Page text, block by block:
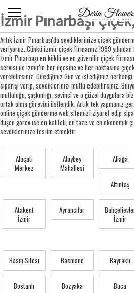
İzmir Pınarbaşı
Artık İzmir Pınarbaşı'da sevdiklerinize çiçek
veriyoruz..Çünkü izmir çiçek firmamız 1989
İzmir Pınarbaşı en köklü ve en güvenilir çiçek
servisi ile izmir'in her ilçesine ve her noktasına
verebilirsiniz. Dilediğiniz Gün ve istediğiniz
siparişi verip, sevdiklerinizi mutlu edebilirsiniz.
mutluluğu, şaşkınlığı, sevinci ve o güzel duygulara
ortak olma görevini üstlendik. Artık tek yapmanız
online çiçek gönderme web sitemizi ziyaret edip
düşen görev ise en kaliteli, en taze ve en ekonomik
sevdiklerinize teslim etmektir.
Alaçatı
Merkez
Alaybey
Mahallesi
Aliağa
Altıntaş
Atakent
İzmir
Ayrancılar
İzmir
Basın Sitesi Basmane Bayraklı
Bostanlı Bozyaka Buca